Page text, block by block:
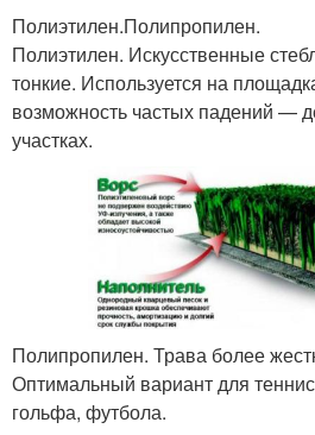
Полиэтилен.Полипропилен.
Полиэтилен. Искусственные
тонкие. Используется на
возможность частых падений —
участках.
Полипропилен. Трава более
Оптимальный вариант для
гольфа, футбола.